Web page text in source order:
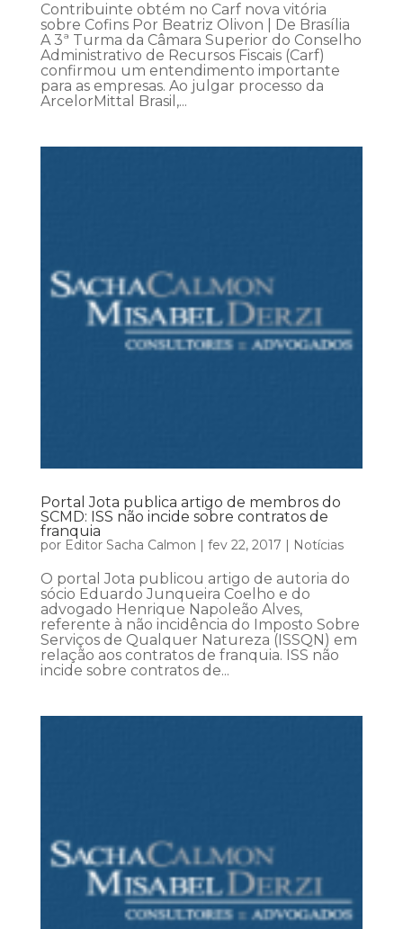
Contribuinte obtém no Carf nova vitória
sobre Cofins Por Beatriz Olivon | De Brasília
A 3ª Turma da Câmara Superior do Conselho
Administrativo de Recursos Fiscais (Carf)
confirmou um entendimento importante
para as empresas. Ao julgar processo da
ArcelorMittal Brasil,...
Portal Jota publica artigo de membros do
SCMD: ISS não incide sobre contratos de
franquia
por Editor Sacha Calmon fev 22, 2017 Notícias
O portal Jota publicou artigo de autoria do
sócio Eduardo Junqueira Coelho e do
advogado Henrique Napoleão Alves,
referente à não incidência do Imposto Sobre
Serviços de Qualquer Natureza (ISSQN) em
relação aos contratos de franquia. ISS não
incide sobre contratos de...